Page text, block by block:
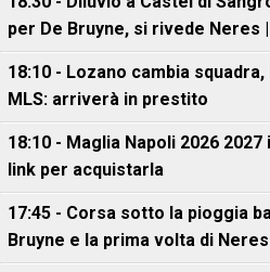
per De Bruyne, si rivede Neres |
18:10 - Lozano cambia
MLS: arriverà in prestito
18:10 - Maglia Napoli 2026
link per acquistarla
17:45 - Corsa sotto la pioggia
Bruyne e la prima volta di Neres